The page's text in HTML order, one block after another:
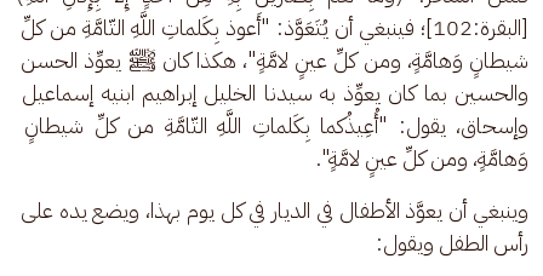
[البقرة:102]؛ فينبغي أن يُتَعَوَّذ: "أَعوذ بِكَلماتِ اللَّهِ التّامَّةِ من كلِّ
شيطانٍ وَهامَّةٍ، ومن كلِّ عينٍ لامَّةٍ"، هكذا كان ﷺ يعوِّذ الحسن
والحسين بما كان يعوِّذ به سيدنا الخليل إبراهيم ابنيه إسماعيل
وإسحاق، يقول: "أُعِيذُكما بِكَلماتِ اللَّهِ التّامَّةِ من كلِّ شيطانٍ
وَهامَّةٍ، ومن كلِّ عينٍ لامَّةٍ".
وينبغي أن يعوَّذ الأطفال في الديار في كل يوم بهذا، ويضع يده على
رأس الطفل ويقول: